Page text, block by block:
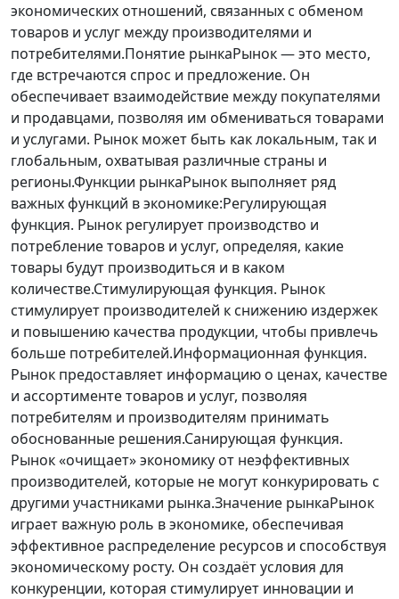
экономических отношений, связанных с обменом
товаров и услуг между производителями и
потребителями.Понятие рынкаРынок — это место,
где встречаются спрос и предложение. Он
обеспечивает взаимодействие между покупателями
и продавцами, позволяя им обмениваться товарами
и услугами. Рынок может быть как локальным, так и
глобальным, охватывая различные страны и
регионы.Функции рынкаРынок выполняет ряд
важных функций в экономике:Регулирующая
функция. Рынок регулирует производство и
потребление товаров и услуг, определяя, какие
товары будут производиться и в каком
количестве.Стимулирующая функция. Рынок
стимулирует производителей к снижению издержек
и повышению качества продукции, чтобы привлечь
больше потребителей.Информационная функция.
Рынок предоставляет информацию о ценах, качестве
и ассортименте товаров и услуг, позволяя
потребителям и производителям принимать
обоснованные решения.Санирующая функция.
Рынок «очищает» экономику от неэффективных
производителей, которые не могут конкурировать с
другими участниками рынка.Значение рынкаРынок
играет важную роль в экономике, обеспечивая
эффективное распределение ресурсов и способствуя
экономическому росту. Он создаёт условия для
конкуренции, которая стимулирует инновации и